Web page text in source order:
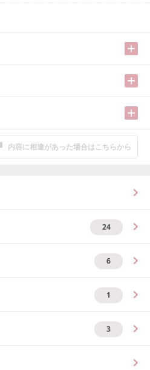
内容に相違があった場合はこちらから
24
6
1
3